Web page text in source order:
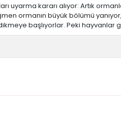
kararı alıyor: Artık
ormanın büyük bölümü
başlıyorlar. Peki hayvanlar